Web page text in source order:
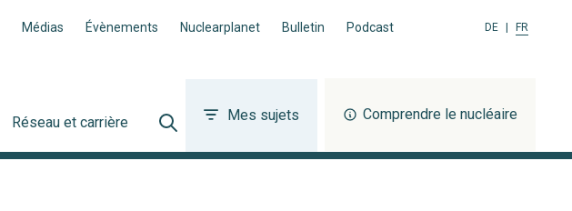
Médias Évènements Nuclearplanet Bulletin Podcast DE FR
Réseau et carrière Mes sujets Comprendre le nucléaire